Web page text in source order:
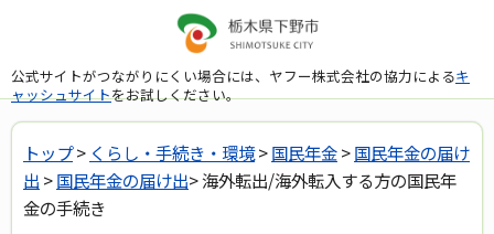
公式サイトがつながりにくい場合には、ヤフー株式会社の協力によるキ
ャッシュサイトをお試しください。
トップ> くらし・手続き・環境>国民年金>国民年金の届け
出 >国民年金の届け出> 海外転出/海外転入する方の国民年
金の手続き